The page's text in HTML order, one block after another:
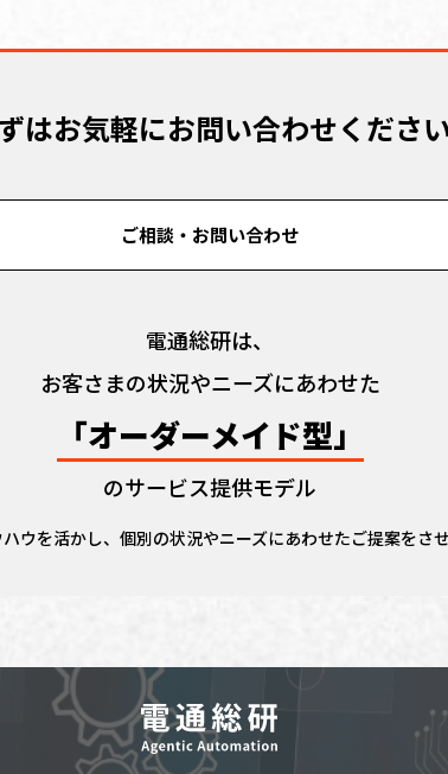
はお気軽にお問い合わせくださ
ご相談・お問い合わせ
電通総研は、
お客さまの状況やニーズにあわせた
「オーダーメイド型」
のサービス提供モデル
ウを活かし、個別の状況やニーズにあわせたご提案をさ